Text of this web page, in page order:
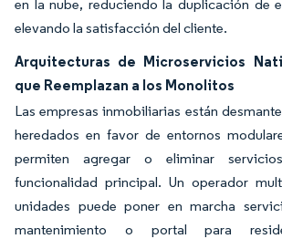
en la nube, reduciendo la duplicación de
elevando la satisfacción del cliente.
Arquitecturas de Microservicios
que Reemplazan a los Monolitos
Las empresas inmobiliarias están
heredados en favor de entornos
permiten agregar o eliminar
funcionalidad principal. Un operador
unidades puede poner en marcha
mantenimiento o portal para